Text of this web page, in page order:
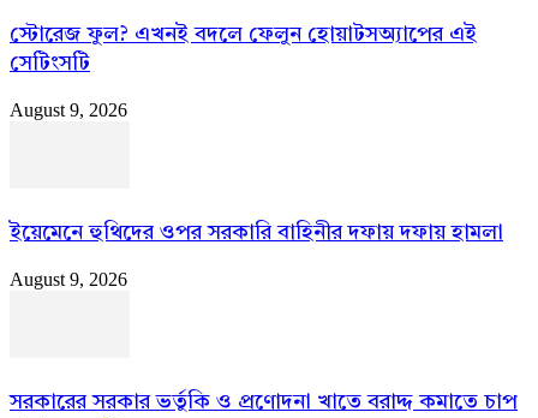
স্টোরেজ ফুল? এখনই বদলে ফেলুন হোয়াটসঅ্যাপের এই
সেটিংসটি
August 9, 2026
ইয়েমেনে হুথিদের ওপর সরকারি বাহিনীর দফায় দফায় হামলা
August 9, 2026
সরকারের সরকার ভর্তুকি ও প্রণোদনা খাতে বরাদ্দ কমাতে চাপ